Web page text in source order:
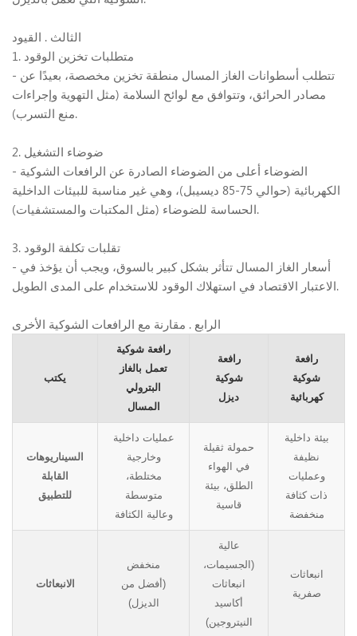
الثالث . القيود
1. متطلبات تخزين الوقود
- تتطلب أسطوانات الغاز المسال منطقة تخزين مخصصة، بعيدًا عن
مصادر الحرائق، وتتوافق مع لوائح السلامة (مثل التهوية وإجراءات
منع التسرب).
2. ضوضاء التشغيل
- الضوضاء أعلى من الضوضاء الصادرة عن الرافعات الشوكية
الكهربائية (حوالي 75-85 ديسيبل)، وهي غير مناسبة للبيئات الداخلية
الحساسة للضوضاء (مثل المكتبات والمستشفيات).
3. تقلبات تكلفة الوقود
- أسعار الغاز المسال تتأثر بشكل كبير بالسوق، ويجب أن يؤخذ في
الاعتبار الاقتصاد في استهلاك الوقود للاستخدام على المدى الطويل.
الرابع . مقارنة مع الرافعات الشوكية الأخرى
يكتب
رافعة شوكية
تعمل بالغاز
البترولي
المسال
رافعة
شوكية
ديزل
رافعة
شوكية
كهربائية
السيناريوهات
القابلة
للتطبيق
عمليات داخلية
وخارجية
مختلطة،
متوسطة
وعالية الكثافة
حمولة ثقيلة
في الهواء
الطلق، بيئة
قاسية
بيئة داخلية
نظيفة
وعمليات
ذات كثافة
منخفضة
الانبعاثات
منخفض
(أفضل من
الديزل)
عالية
(الجسيمات،
انبعاثات
أكاسيد
النيتروجين)
انبعاثات
صفرية